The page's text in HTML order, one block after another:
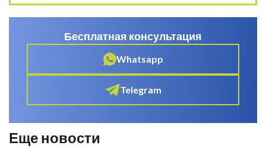
Бесплатная консультация
Whatsapp
Telegram
Еще новости